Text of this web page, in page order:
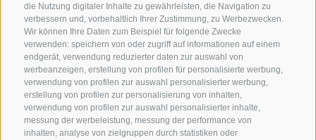
die Nutzung digitaler Inhalte zu gewährleisten, die Navigation zu
verbessern und, vorbehaltlich Ihrer Zustimmung, zu Werbezwecken.
Wir können Ihre Daten zum Beispiel für folgende Zwecke
verwenden: speichern von oder zugriff auf informationen auf einem
endgerät, verwendung reduzierter daten zur auswahl von
werbeanzeigen, erstellung von profilen für personalisierte werbung,
verwendung von profilen zur auswahl personalisierter werbung,
erstellung von profilen zur personalisierung von inhalten,
verwendung von profilen zur auswahl personalisierter inhalte,
messung der werbeleistung, messung der performance von
inhalten, analyse von zielgruppen durch statistiken oder